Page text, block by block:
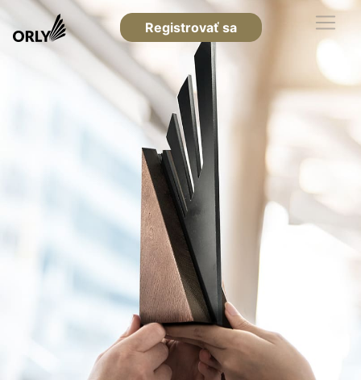
Registrovať sa